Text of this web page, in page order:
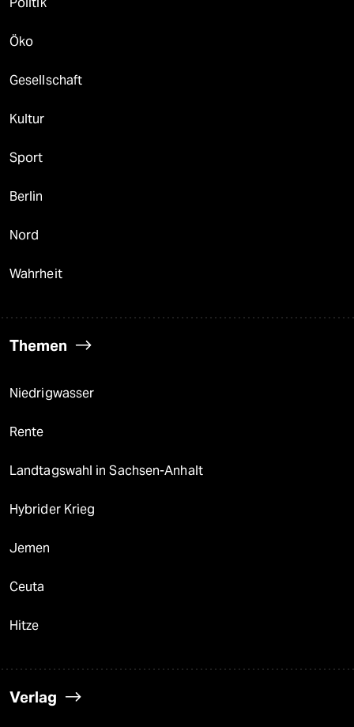
Politik
Öko
Gesellschaft
Kultur
Sport
Berlin
Nord
Wahrheit
Themen
Niedrigwasser
Rente
Landtagswahl in Sachsen-Anhalt
Hybrider Krieg
Jemen
Ceuta
Hitze
Verlag